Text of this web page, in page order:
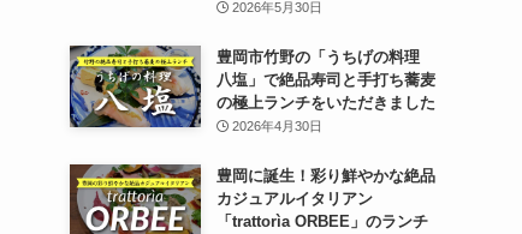
2026年5月30日
豊岡市竹野の「うちげの料理
八塩」で絶品寿司と手打ち蕎麦
の極上ランチをいただきました
2026年4月30日
豊岡に誕生！彩り鮮やかな絶品
カジュアルイタリアン
「trattorìa ORBEE」のランチ